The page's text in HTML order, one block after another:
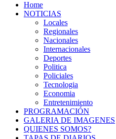
Home
NOTICIAS
Locales
Regionales
Nacionales
Internacionales
Deportes
Politica
Policiales
Tecnologia
Economia
Entretenimiento
PROGRAMACIÓN
GALERIA DE IMAGENES
QUIENES SOMOS?